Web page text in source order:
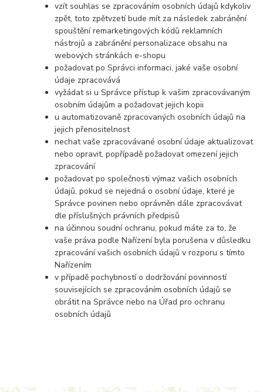
vzít souhlas se zpracováním osobních údajů kdykoliv
zpět, toto zpětvzetí bude mít za následek zabránění
spouštění remarketingových kódů reklamních
nástrojů a zabránění personalizace obsahu na
webových stránkách e-shopu
požadovat po Správci informaci, jaké vaše osobní
údaje zpracovává
vyžádat si u Správce přístup k vašim zpracovávaným
osobním údajům a požadovat jejich kopii
u automatizovaně zpracovaných osobních údajů na
jejich přenositelnost
nechat vaše zpracovávané osobní údaje aktualizovat
nebo opravit, popřípadě požadovat omezení jejich
zpracování
požadovat po společnosti výmaz vašich osobních
údajů, pokud se nejedná o osobní údaje, které je
Správce povinen nebo oprávněn dále zpracovávat
dle příslušných právních předpisů
na účinnou soudní ochranu, pokud máte za to, že
vaše práva podle Nařízení byla porušena v důsledku
zpracování vašich osobních údajů v rozporu s tímto
Nařízením
v případě pochybností o dodržování povinností
souvisejících se zpracováním osobních údajů se
obrátit na Správce nebo na Úřad pro ochranu
osobních údajů